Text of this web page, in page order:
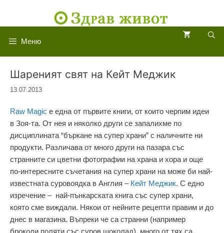
Меню
Шареният свят на Кейт Меджик
13.07.2013
Raw Magic е една от първите книги, от които черпим идеи
в Зоя-та. От нея и няколко други се запалихме по
дисциплината “бъркане на супер храни” с наличните ни
продукти. Различава от много други на пазара със
странните си цветни фотографии на храна и хора и още
по-интересните съчетания на супер храни на може би най-
известната суровоядка в Англия – Кейт Меджик. С едно
изречение – най-пънкарската книга със супер храни,
която сме виждали. Някои от нейните рецепти правим и до
днес в магазина. Въпреки че са странни (например